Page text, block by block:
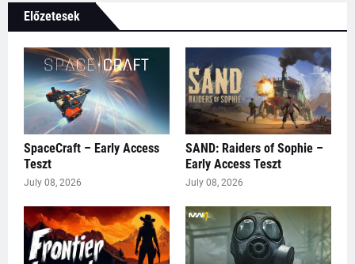
Előzetesek
SpaceCraft – Early Access
Teszt
July 08, 2026
SAND: Raiders of Sophie –
Early Access Teszt
July 08, 2026